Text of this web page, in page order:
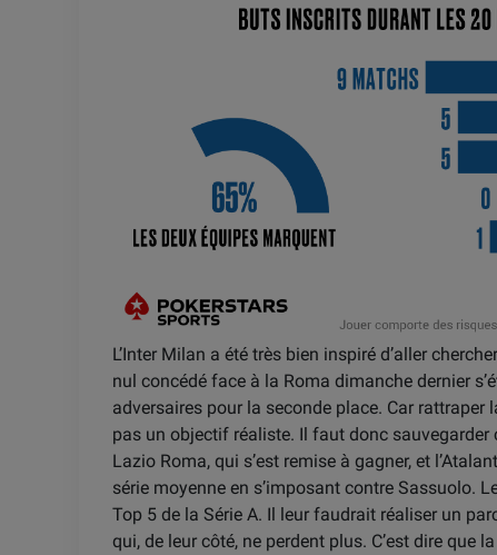
L’Inter Milan a été très bien inspiré d’aller
nul concédé face à la Roma dimanche dernier
adversaires pour la seconde place. Car rattraper
pas un objectif réaliste. Il faut donc
Lazio Roma, qui s’est remise à gagner, et
série moyenne en s’imposant contre Sassuolo.
Top 5 de la Série A. Il leur faudrait réaliser un
qui, de leur côté, ne perdent plus. C’est dire